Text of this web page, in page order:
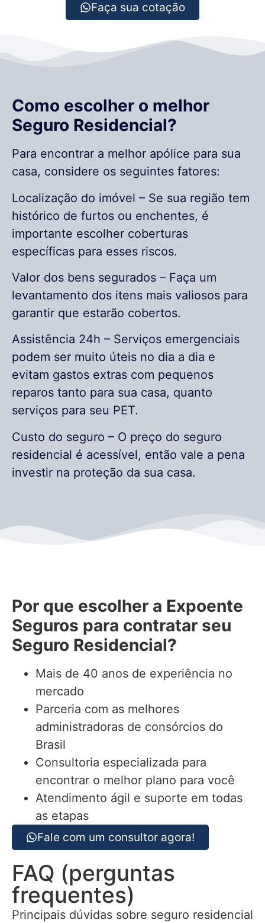
Faça sua cotação
Como escolher o melhor
Seguro Residencial?
Para encontrar a melhor apólice para sua
casa, considere os seguintes fatores:
Localização do imóvel – Se sua região tem
histórico de furtos ou enchentes, é
importante escolher coberturas
específicas para esses riscos.
Valor dos bens segurados – Faça um
levantamento dos itens mais valiosos para
garantir que estarão cobertos.
Assistência 24h – Serviços emergenciais
podem ser muito úteis no dia a dia e
evitam gastos extras com pequenos
reparos tanto para sua casa, quanto
serviços para seu PET.
Custo do seguro – O preço do seguro
residencial é acessível, então vale a pena
investir na proteção da sua casa.
Por que escolher a Expoente
Seguros para contratar seu
Seguro Residencial?
Mais de 40 anos de experiência no
mercado
Parceria com as melhores
administradoras de consórcios do
Brasil
Consultoria especializada para
encontrar o melhor plano para você
Atendimento ágil e suporte em todas
as etapas
Fale com um consultor agora!
FAQ (perguntas
frequentes)
Principais dúvidas sobre seguro residencial